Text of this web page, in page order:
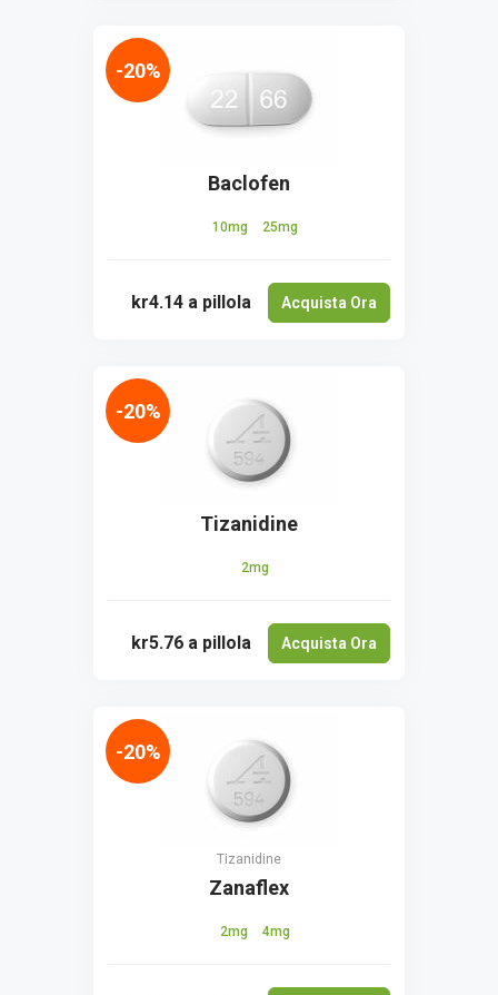
Baclofen
10mg 25mg
kr4.14 a pillola Acquista Ora
-20%
Tizanidine
2mg
kr5.76 a pillola Acquista Ora
-20%
Tizanidine
Zanaflex
2mg 4mg
-20%